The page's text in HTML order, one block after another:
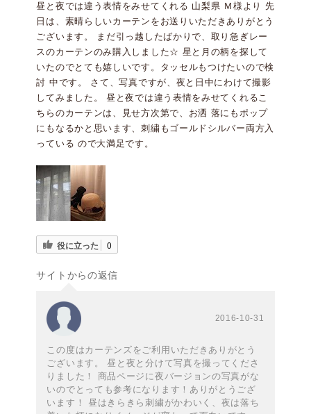
昼と夜では違う表情をみせてくれる 山梨県 Ｍ様より 先
日は、素晴らしいカーテンをお送りいただきありがとう
ございます。 まだ引っ越したばかりで、取り急ぎレー
スのカーテンのみ購入しました☆ 星と月の柄を探して
いたのでとても嬉しいです。タッセルもつけたいので検
討 中です。 さて、写真ですが、夜と日中にわけて撮影
してみました。 昼と夜では違う表情をみせてくれるこ
ちらのカーテンは、見せ方次第で、お洒 落にもポップ
にもなるかと思います、刺繍もゴールドシルバー両方入
っている ので大満足です。
役に立った 0
サイトからの返信
2016-10-31
この度はカーテンズをご利用いただきありがとう
ございます。 昼と夜と分けて写真を撮ってくださ
りました！ 商品ページに夜バージョンの写真がな
いのでとっても参考になります！ありがとうござ
います！ 昼はきらきら刺繍がかわいく、夜は落ち